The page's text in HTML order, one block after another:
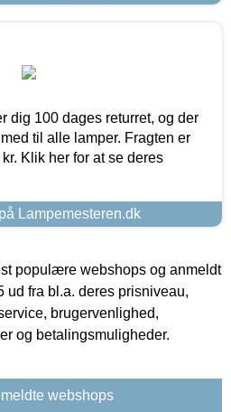
dig 100 dages returret, og der
til alle lamper. Fragten er
Klik her for at se deres
Lampemesteren.dk
populære webshops og anmeldt
ud fra bl.a. deres prisniveau,
brugervenlighed,
og betalingsmuligheder.
webshops